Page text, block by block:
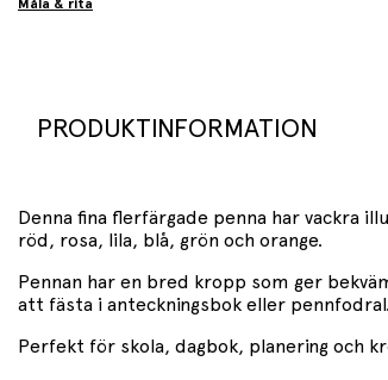
Måla & rita
PRODUKTINFORMATION
Denna fina flerfärgade penna har vackra
röd, rosa, lila, blå, grön och orange.
Pennan har en bred kropp som ger
att fästa i anteckningsbok eller pennfodral.
Perfekt för skola, dagbok, planering och